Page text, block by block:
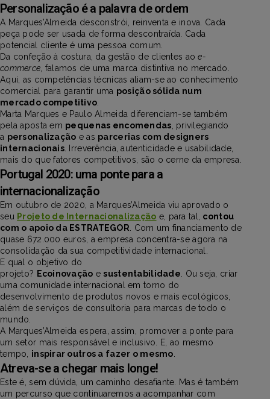
Personalização é a palavra de ordem
A Marques’Almeida desconstrói, reinventa e inova. Cada
peça pode ser usada de forma descontraída. Cada
potencial cliente é uma pessoa comum.
Da confeção à costura, da gestão de clientes aoe-
commerce , falamos de uma marca distintiva no mercado.
Aqui, as competências técnicas aliam-se ao conhecimento
comercial para garantir uma posição sólida num
mercado competitivo
Marta Marques e Paulo Almeida diferenciam-se também
pela aposta em pequenas encomendas , privilegiando
a personalização e as parcerias com designers
internacionais. Irreverência, autenticidade e usabilidade,
mais do que fatores competitivos, são o cerne da empresa.
Portugal 2020: uma ponte para a
internacionalização
Em outubro de 2020, a Marques’Almeida viu aprovado o
seu Projeto de Internacionalização e, para tal, contou
com o apoio da ESTRATEGOR . Com um financiamento de
quase 672.000 euros, a empresa concentra-se agora na
consolidação da sua competitividade internacional.
E qual o objetivo do
projeto? Ecoinovação esustentabilidade . Ou seja, criar
uma comunidade internacional em torno do
desenvolvimento de produtos novos e mais ecológicos,
além de serviços de consultoria para marcas de todo o
mundo.
A Marques’Almeida espera, assim, promover a ponte para
um setor mais responsável e inclusivo. E, ao mesmo
tempo, inspirar outros a fazer o mesmo
Atreva-se a chegar mais longe!
Este é, sem dúvida, um caminho desafiante. Mas é também
um percurso que continuaremos a acompanhar com